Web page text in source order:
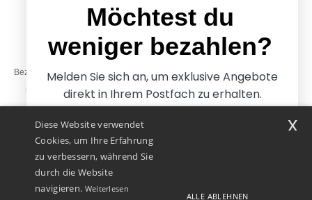
Freitag: 10:00–14:00
Bezahlung mit
Unsere Paketzusteller
Diese Website verwendet
Cookies, um Ihre Erfahrung
zu verbessern, während Sie
durch die Website
navigieren. Weiterlesen
ALLE ABLEHNEN
x
Möchtest du
weniger bezahlen?
Melden Sie sich an, um exklusive Angebote
direkt in Ihrem Postfach zu erhalten.